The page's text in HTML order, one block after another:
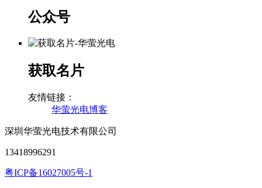
公众号
获取名片
友情链接：
华萤光电博客
深圳华萤光电技术有限公司
13418996291
粤ICP备16027005号-1